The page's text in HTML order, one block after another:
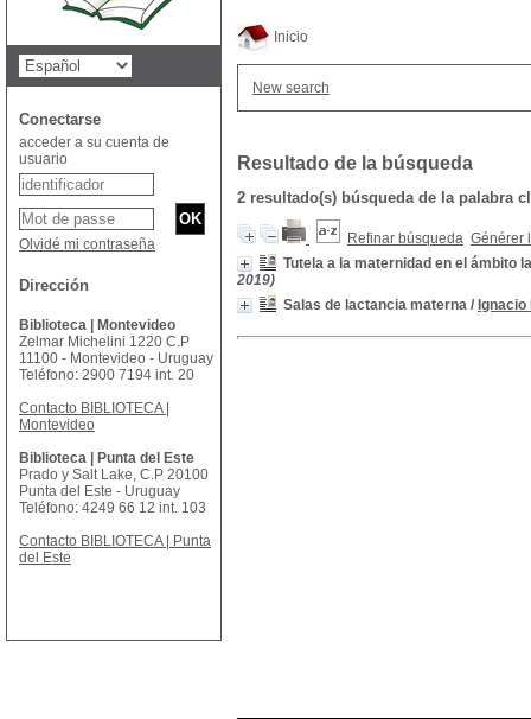
Inicio
New search
Resultado de la búsqueda
2 resultado(s) búsqueda de la palabra
Refinar búsqueda Générer
Tutela a la maternidad en el ámbito
2019)
Salas de lactancia materna / Ignacio
Conectarse
acceder a su cuenta de
usuario
Olvidé mi contraseña
Dirección
Biblioteca | Montevideo
Zelmar Michelini 1220 C.P
11100 - Montevideo - Uruguay
Teléfono: 2900 7194 int. 20
Contacto BIBLIOTECA |
Montevideo
Biblioteca | Punta del Este
Prado y Salt Lake, C.P 20100
Punta del Este - Uruguay
Teléfono: 4249 66 12 int. 103
Contacto BIBLIOTECA | Punta
del Este